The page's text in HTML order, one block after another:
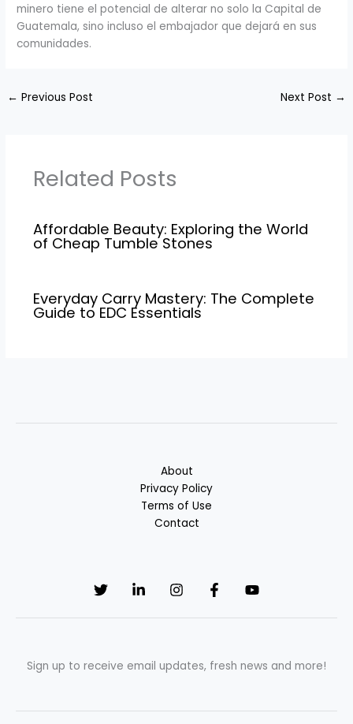
minero tiene el potencial de alterar no solo la Capital de
Guatemala, sino incluso el embajador que dejará en sus
comunidades.
← Previous Post Next Post →
Related Posts
Affordable Beauty: Exploring the World
of Cheap Tumble Stones
Everyday Carry Mastery: The Complete
Guide to EDC Essentials
About
Privacy Policy
Terms of Use
Contact
Sign up to receive email updates, fresh news and more!